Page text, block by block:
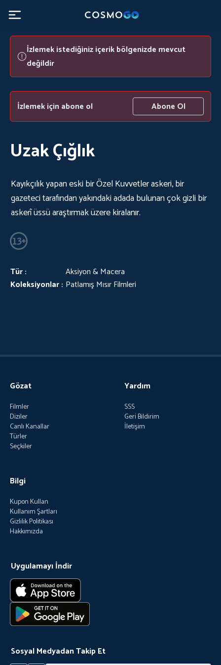
İzlemek istediğiniz içerik bölgenizde mevcut
değildir
İzlemek için abone ol Abone Ol
Uzak Çığlık
Kayıkçılık yapan eski bir Özel Kuvvetler askeri, bir
gazeteci tarafından yakındaki adada bulunan çok gizli bir
askerî üssü araştırmak üzere kiralanır.
Tür :
Aksiyon & Macera
Koleksiyonlar : Patlamış Mısır Filmleri
Gözat
Filmler
Diziler
Canlı Kanallar
Türler
Seçkiler
Yardım
SSS
Geri Bildirim
İletişim
Bilgi
Kupon Kullan
Kullanım Şartları
Gizlilik Politikası
Hakkımızda
Uygulamayı İndir
Sosyal Medyadan Takip Et